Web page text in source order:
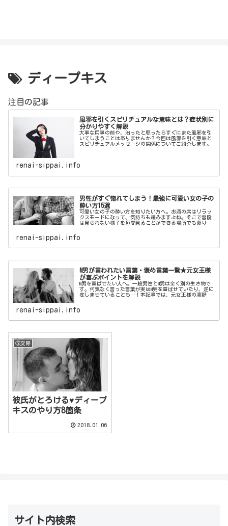
ディープキス
注目の記事
風邪を引くスピリチュアルな意味とは？症状別に
分かりやすく解説
大事な用事の前や、治ったと思ったらすぐにまた風邪を引
いてしまうことはありませんか？今回は風邪を引く意味と
スピリチュアルメッセージの関係についてご紹介します。
renai-sippai.info
男性がすぐ惚れてしまう！最強に可愛い女の子の
酔い方15選
可愛い女の子の酔い方を知りたい方へ。お酒の席はリラッ
クスモードになって、気持ちも緩みますよね。そこで普段
は見られない様子を垣間見ることができる場所でもありま
renai-sippai.info
M男が言われたい言葉・褒め言葉一覧★元女王様
が喜ぶポイントを解説
M男を喜ばせたい人へ。一般男性とM男は全く別の生き物で
す。何気なく言った言葉が実はM男を喜ばせていたり、逆に
悲しませていることも…！本記事では、元女王様の凛野 祈
renai-sippai.info
⑤交際
彼氏がとろける♥ディープ
キスのやり方8箇条
2018.01.06
サイト内検索